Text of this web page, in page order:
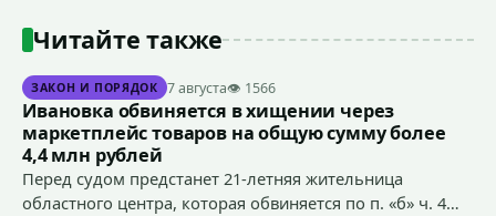
Читайте также
ЗАКОН И ПОРЯДОК 7 августа👁 1566
Ивановка обвиняется в хищении через
маркетплейс товаров на общую сумму более
4,4 млн рублей
Перед судом предстанет 21-летняя жительница
областного центра, которая обвиняется по п. «б» ч. 4